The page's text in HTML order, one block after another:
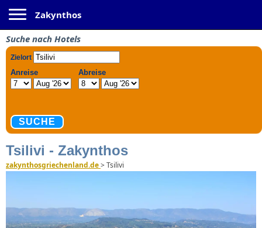
Zakynthos
Suche nach Hotels
Tsilivi - Zakynthos
zakynthosgriechenland.de>Tsilivi